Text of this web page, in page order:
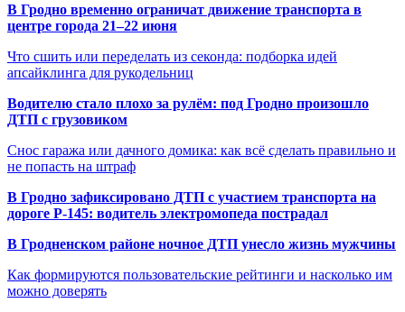
В Гродно временно ограничат движение транспорта в
центре города 21–22 июня
Что сшить или переделать из секонда: подборка идей
апсайклинга для рукодельниц
Водителю стало плохо за рулём: под Гродно произошло
ДТП с грузовиком
Снос гаража или дачного домика: как всё сделать правильно и
не попасть на штраф
В Гродно зафиксировано ДТП с участием транспорта на
дороге Р-145: водитель электромопеда пострадал
В Гродненском районе ночное ДТП унесло жизнь мужчины
Как формируются пользовательские рейтинги и насколько им
можно доверять